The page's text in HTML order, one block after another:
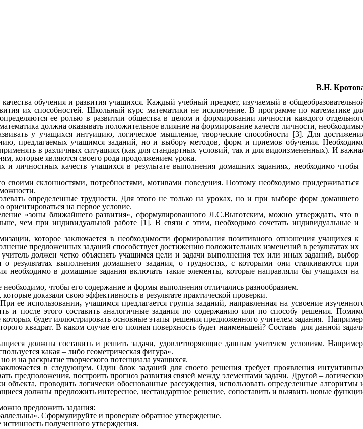
В.Н.
обучения и развития учащихся. Каждый учебный предмет, изучаемый в
их способностей. Школьный курс математики не исключение. В программе по математике
ее ролью в развитии общества в целом и формировании личности каждого
должна оказывать положительное влияние на формирование качеств личности,
у учащихся интуицию, логическое мышление, творческие способности [3]. Для
предлагаемых учащимся заданий, но и выбору методов, форм и приемов обучения.
в различных ситуациях (как для стандартных условий, так и для видоизмененных). И
которые являются своего рода продолжением урока.
личностных качеств учащихся в результате выполнения домашних заданиях, необходимо чтобы
склонностями, потребностями, мотивами поведения. Поэтому необходимо придерживаться
определенные трудности. Для этого не только на уроках, но и при выборе форм домашнего
на первое условие.
«зоны ближайшего развития», сформулированного Л.С.Выготским, можно утверждать, что в
чем при индивидуальной работе [1]. В связи с этим, необходимо сочетать индивидуальные и
которое заключается в необходимости формирования позитивного отношения учащихся к
предложенных заданий способствует достижению положительных изменений в результатах их
должен четко объяснять учащимся цели и задачи выполнения тех или иных заданий, выбор
выполнения домашнего задания, о трудностях, с которыми они сталкиваются при
необходимо в домашние задания включать такие элементы, которые направляли бы учащихся на
необходимо, чтобы его содержание и формы выполнения отличались разнообразием.
доказали свою эффективность в результате практической проверки.
При ее использовании, учащимся предлагается группа заданий, направленная на усвоение
и после этого составить аналогичные задания по содержанию или по способу решения.
будет иллюстрировать основные этапы решения предложенного учителем задания.
квадрат. В каком случае его полная поверхность будет наименьшей? Составь для данной
должны составить и решить задачи, удовлетворяющие данным учителем условиям.
какая – либо геометрическая фигура».
и на раскрытие творческого потенциала учащихся.
в следующем. Один блок заданий для своего решения требует проявления
построить прогноз развития связей между элементами задачи. Другой –
проводить логически обоснованные рассуждения, использовать определенные алгоритмы
должны предложить интересное, нестандартное решение, сопоставить и выявить новые
предложить задания:
Сформулируйте и проверьте обратное утверждение.
полученного утверждения.